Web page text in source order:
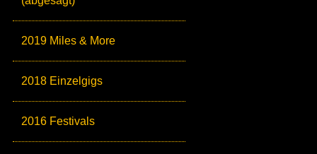
2019 Miles & More
2018 Einzelgigs
2016 Festivals